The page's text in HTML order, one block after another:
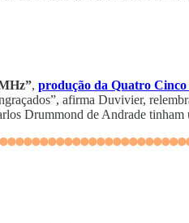
, produção da Quatro
afirma Duvivier,
Drummond de Andrade tinham